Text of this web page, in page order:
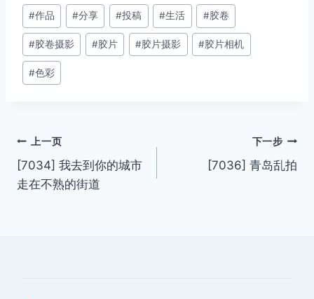
文
章
标
签：
#作品 #分享 #投稿 #生活 #胶卷
#胶卷摄影 #胶片 #胶片摄影 #胶片相机
#色彩
文
章
上一页
[7034] 我去到你的城市
走在不熟的街道
下一步
[7036] 青岛乱拍